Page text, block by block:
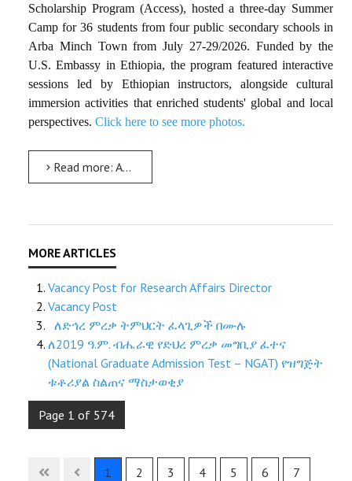
Scholarship Program (Access), hosted a three-day Summer
Camp for 36 students from four public secondary schools in
Arba Minch Town from July 27-29/2026. Funded by the
U.S. Embassy in Ethiopia, the program featured interactive
sessions led by Ethiopian instructors, alongside cultural
immersion activities that enriched students' global and local
perspectives. Click here to see more photos.
Read more: AMU Access Program Hosts Three-Day Summer Camp for High School Students
Vacancy Post for Research Affairs Director
Vacancy Post
ለድኅረ ምረቃ ትምህርት ፈላጊዎች በሙሉ
ለ2019 ዓ.ም. ብሔራዊ የድህረ ምረቃ መግቢያ ፈተና
(National Graduate Admission Test – NGAT) የዝግጅት
ቱቶሪያል ስልጠና ማስታወቂያ
Page 1 of 574
1 2 3 4 5 6
7